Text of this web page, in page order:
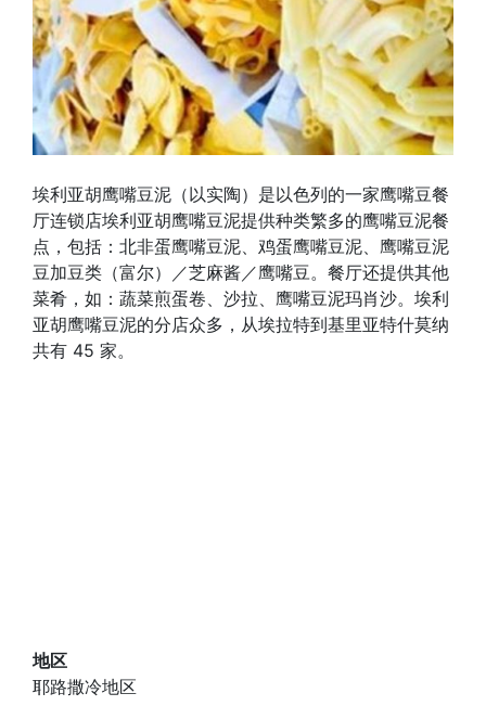
埃利亚胡鹰嘴豆泥（以实陶）是以色列的一家鹰嘴豆餐
厅连锁店埃利亚胡鹰嘴豆泥提供种类繁多的鹰嘴豆泥餐
点，包括：北非蛋鹰嘴豆泥、鸡蛋鹰嘴豆泥、鹰嘴豆泥
豆加豆类（富尔）／芝麻酱／鹰嘴豆。餐厅还提供其他
菜肴，如：蔬菜煎蛋卷、沙拉、鹰嘴豆泥玛肖沙。埃利
亚胡鹰嘴豆泥的分店众多，从埃拉特到基里亚特什莫纳
共有 45 家。
地区
耶路撒冷地区